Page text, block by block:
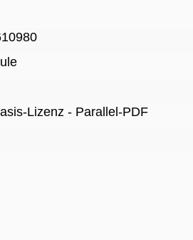
Lizenz - Parallel-PDF